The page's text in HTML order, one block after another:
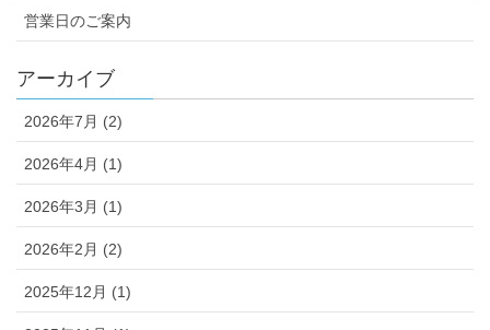
営業日のご案内
アーカイブ
2026年7月 (2)
2026年4月 (1)
2026年3月 (1)
2026年2月 (2)
2025年12月 (1)